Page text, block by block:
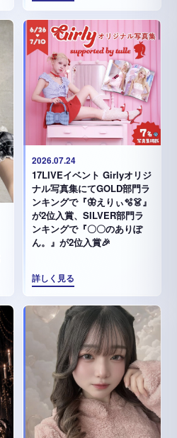
2026.07.24
17LIVEイベント Girlyオリジ
ナル写真集にてGOLD部門ラ
ンキングで『🦋えりぃ🫧👗』
が2位入賞、SILVER部門ラ
ンキングで『〇〇のありぽ
ん。』が2位入賞🎉
詳しく見る